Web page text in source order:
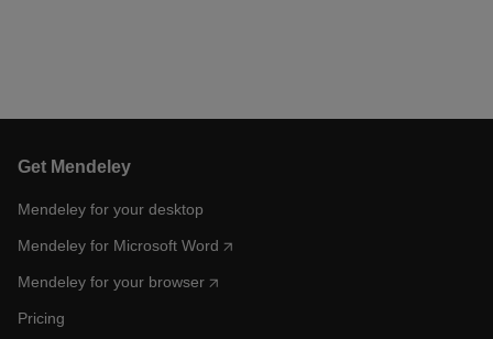
Get Mendeley
Mendeley for your desktop
Mendeley for Microsoft Word
Mendeley for your browser
Pricing